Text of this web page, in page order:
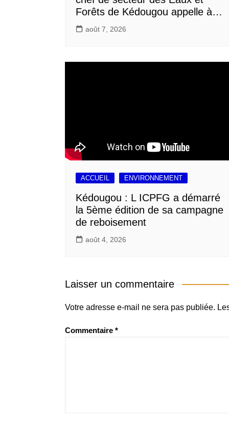
Forêts de Kédougou appelle à…
août 7, 2026
ACCUEIL ENVIRONNEMENT
Kédougou : L ICPFG a démarré
la 5ème édition de sa campagne
de reboisement
août 4, 2026
Laisser un commentaire
Votre adresse e-mail ne sera pas publiée.
Commentaire *